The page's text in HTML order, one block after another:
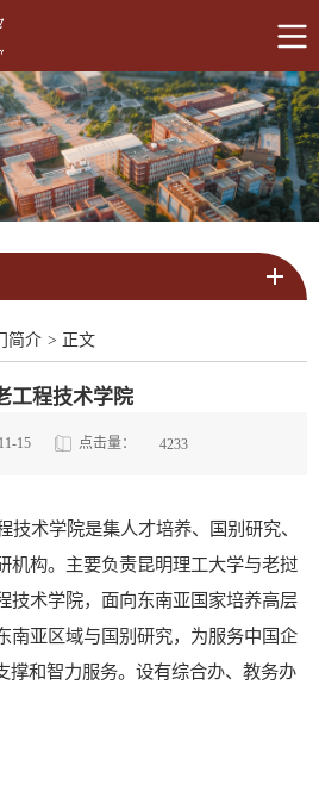
简介 > 正文
工程技术学院
15 点击量： 4233
技术学院是集人才培养、国别研究、
构。 主要负责昆明理工大学与老挝
技术学院，面向东南亚国家培养高层
南亚区域与国别研究，为服务中国企
撑和智力服务。设有综合办、教务办